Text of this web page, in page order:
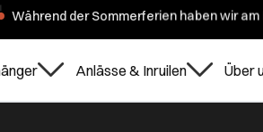
Während der Sommerferien haben wir
Anlässe & Inruilen Über